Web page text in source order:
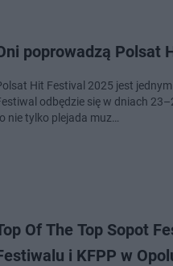
poprowadzą Polsat
Hit Festival 2025 jest
odbędzie się w dniach
nie tylko plejada muz…
Of The Top Sopot
i KFPP w